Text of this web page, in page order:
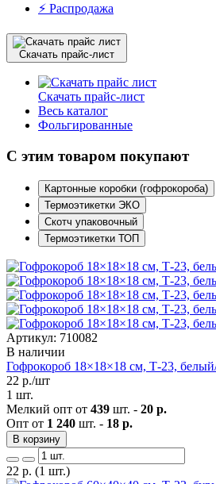
⚡️ Распродажа
Скачать прайс-лист
Скачать прайс-лист
Весь каталог
Фольгированные
С этим товаром покупают
Картонные коробки (гофрокороба)
Термоэтикетки ЭКО
Скотч упаковочный
Термоэтикетки ТОП
Артикул: 710082
В наличии
Гофрокороб 18×18×18 см, Т-23,
22 р./шт
1 шт.
Мелкий опт от 439 шт. - 20 р.
Опт от 1 240 шт. - 18 р.
В корзину
22 р. (1 шт.)